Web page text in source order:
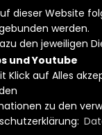
dieser Website
werden.
den jeweiligen
und Youtube
Klick auf Alles
zu den